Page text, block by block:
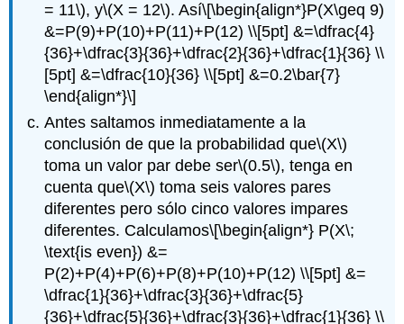
= 11\), y\(X = 12\). Así\[\begin{align*}P(X\geq 9)
&=P(9)+P(10)+P(11)+P(12) \\[5pt] &=\dfrac{4}
{36}+\dfrac{3}{36}+\dfrac{2}{36}+\dfrac{1}{36} \\
[5pt] &=\dfrac{10}{36} \\[5pt] &=0.2\bar{7}
\end{align*}\]
Antes saltamos inmediatamente a la
conclusión de que la probabilidad que\(X\)
toma un valor par debe ser\(0.5\), tenga en
cuenta que\(X\) toma seis valores pares
diferentes pero sólo cinco valores impares
diferentes. Calculamos\[\begin{align*} P(X\;
\text{is even}) &=
P(2)+P(4)+P(6)+P(8)+P(10)+P(12) \\[5pt] &=
\dfrac{1}{36}+\dfrac{3}{36}+\dfrac{5}
{36}+\dfrac{5}{36}+\dfrac{3}{36}+\dfrac{1}{36} \\